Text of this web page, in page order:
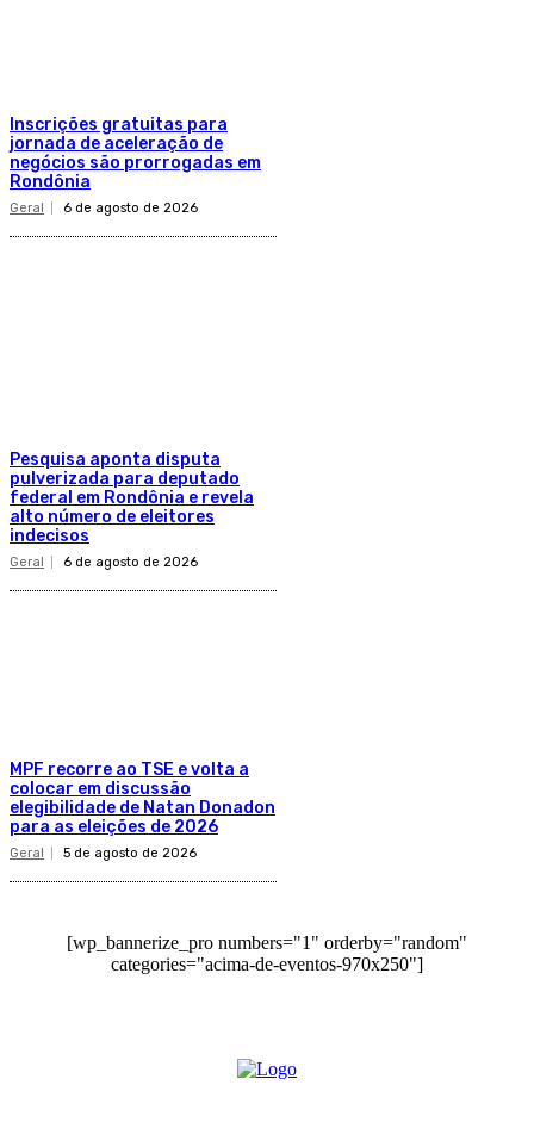
Inscrições gratuitas para
jornada de aceleração de
negócios são prorrogadas em
Rondônia
Geral 6 de agosto de 2026
Pesquisa aponta disputa
pulverizada para deputado
federal em Rondônia e revela
alto número de eleitores
indecisos
Geral 6 de agosto de 2026
MPF recorre ao TSE e volta a
colocar em discussão
elegibilidade de Natan Donadon
para as eleições de 2026
Geral 5 de agosto de 2026
[wp_bannerize_pro numbers="1" orderby="random"
categories="acima-de-eventos-970x250"]